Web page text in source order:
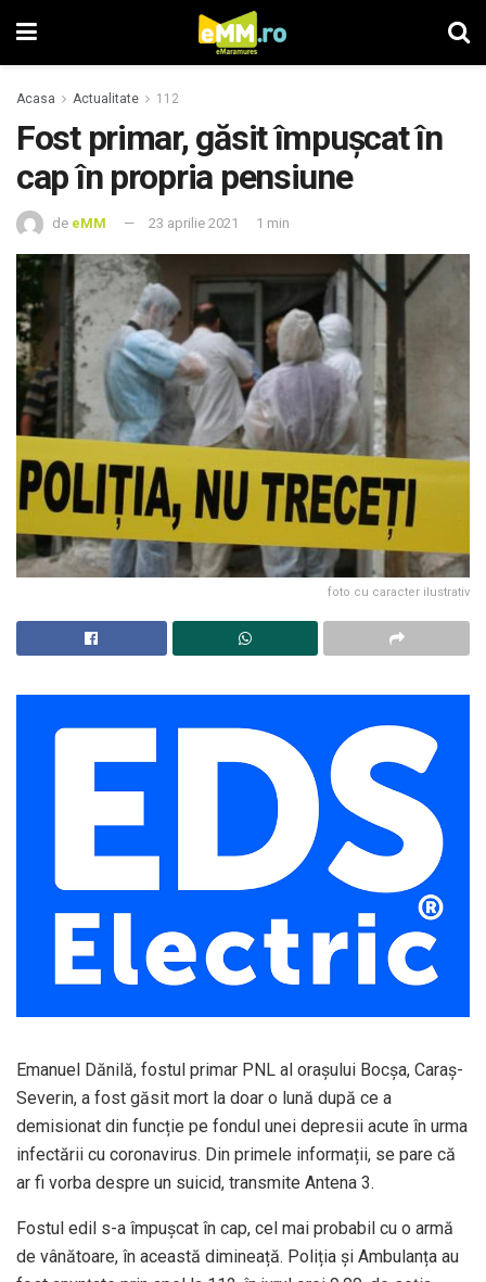
Acasa Actualitate 112
Fost primar, găsit împuşcat în
cap în propria pensiune
de eMM 23 aprilie 2021 1 min
foto cu caracter ilustrativ
Emanuel Dănilă, fostul primar PNL al oraşului Bocșa, Caraș-
Severin, a fost găsit mort la doar o lună după ce a
demisionat din funcție pe fondul unei depresii acute în urma
infectării cu coronavirus. Din primele informații, se pare că
ar fi vorba despre un suicid, transmite Antena 3.
Fostul edil s-a împușcat în cap, cel mai probabil cu o armă
de vânătoare, în această dimineață. Poliția și Ambulanța au